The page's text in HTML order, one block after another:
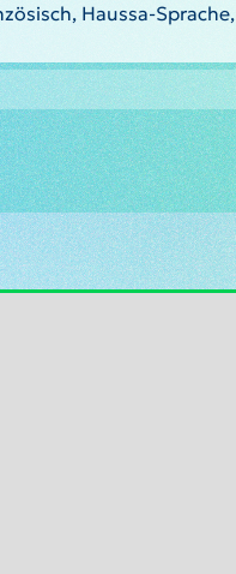
Haussa-Sprache,